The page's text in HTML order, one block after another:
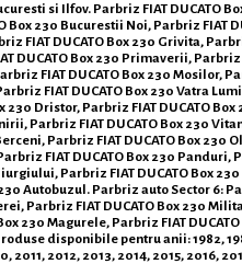
si Ilfov. Parbriz FIAT DUCATO
Box 230 Bucurestii Noi, Parbriz
FIAT DUCATO Box 230 Grivita,
DUCATO Box 230 Primaverii,
FIAT DUCATO Box 230 Mosilor,
FIAT DUCATO Box 230 Vatra
230 Dristor, Parbriz FIAT DUCATO
Parbriz FIAT DUCATO Box 230
Parbriz FIAT DUCATO Box
FIAT DUCATO Box 230
Parbriz FIAT DUCATO Box
Autobuzul. Parbriz auto Sector 6:
Parbriz FIAT DUCATO Box 230
230 Magurele, Parbriz FIAT
disponibile pentru anii: 1982,
2012, 2013, 2014, 2015, 2016,